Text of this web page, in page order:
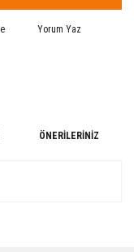
Yorum Yaz
ÖNERILERINIZ